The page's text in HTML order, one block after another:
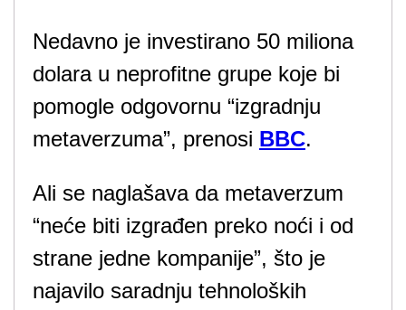
Nedavno je investirano 50 miliona
dolara u neprofitne grupe koje bi
pomogle odgovornu “izgradnju
metaverzuma”, prenosi BBC.
Ali se naglašava da metaverzum
“neće biti izgrađen preko noći i od
strane jedne kompanije”, što je
najavilo saradnju tehnoloških